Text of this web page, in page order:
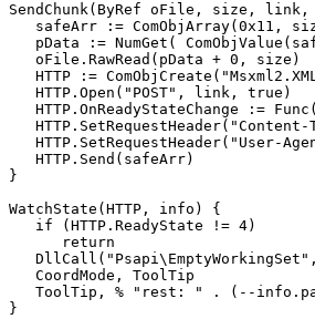
SendChunk(ByRef oFile, size,
safeArr := ComObjArray(0x11,
pData := NumGet(
   oFile.RawRead(pData + 0, size)
HTTP :=
   HTTP.Open("POST", link, true)
HTTP.OnReadyStateChange :=
HTTP.SetRequestHeader("User-
   HTTP.Send(safeArr)
}
WatchState(HTTP, info) {
   if (HTTP.ReadyState != 4)
      return
   CoordMode, ToolTip
ToolTip, % "rest: " . (--
}